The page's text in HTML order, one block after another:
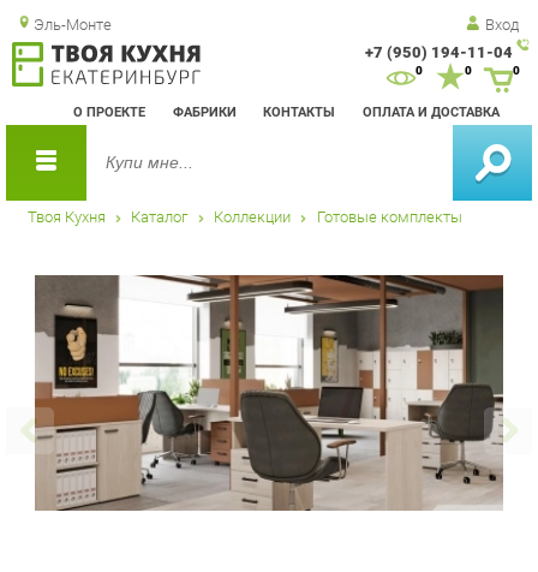
Эль-Монте Вход
+7 (950) 194-11-04
О ПРОЕКТЕ ФАБРИКИ КОНТАКТЫ ОПЛАТА И ДОСТАВКА
0 0
Твоя Кухня Каталог Коллекции Готовые комплекты